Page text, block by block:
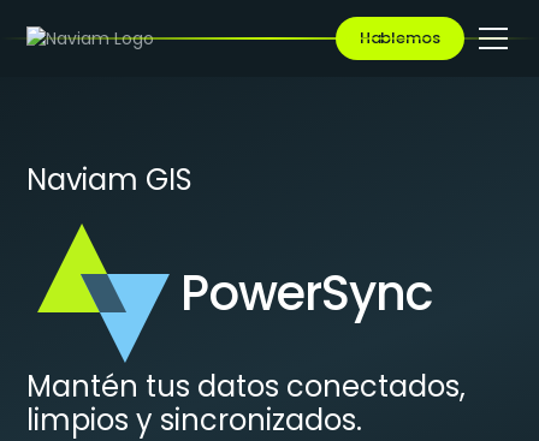
Hablemos
Naviam GIS
PowerSync
Mantén tus datos conectados,
limpios y sincronizados.